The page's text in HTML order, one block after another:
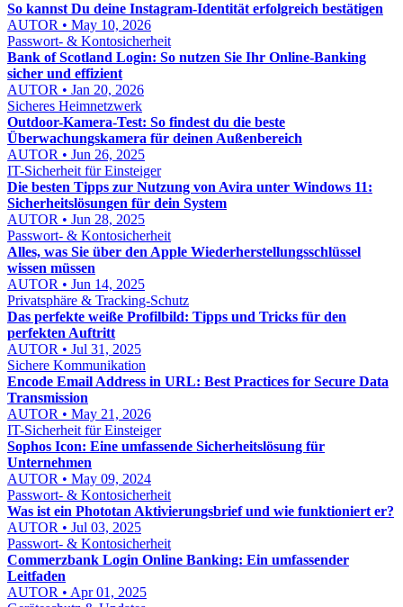
So kannst Du deine Instagram-Identität erfolgreich bestätigen
AUTOR • May 10, 2026
Passwort- & Kontosicherheit
Bank of Scotland Login: So nutzen Sie Ihr Online-Banking
sicher und effizient
AUTOR • Jan 20, 2026
Sicheres Heimnetzwerk
Outdoor-Kamera-Test: So findest du die beste
Überwachungskamera für deinen Außenbereich
AUTOR • Jun 26, 2025
IT-Sicherheit für Einsteiger
Die besten Tipps zur Nutzung von Avira unter Windows 11:
Sicherheitslösungen für dein System
AUTOR • Jun 28, 2025
Passwort- & Kontosicherheit
Alles, was Sie über den Apple Wiederherstellungsschlüssel
wissen müssen
AUTOR • Jun 14, 2025
Privatsphäre & Tracking-Schutz
Das perfekte weiße Profilbild: Tipps und Tricks für den
perfekten Auftritt
AUTOR • Jul 31, 2025
Sichere Kommunikation
Encode Email Address in URL: Best Practices for Secure Data
Transmission
AUTOR • May 21, 2026
IT-Sicherheit für Einsteiger
Sophos Icon: Eine umfassende Sicherheitslösung für
Unternehmen
AUTOR • May 09, 2024
Passwort- & Kontosicherheit
Was ist ein Phototan Aktivierungsbrief und wie funktioniert er?
AUTOR • Jul 03, 2025
Passwort- & Kontosicherheit
Commerzbank Login Online Banking: Ein umfassender
Leitfaden
AUTOR • Apr 01, 2025